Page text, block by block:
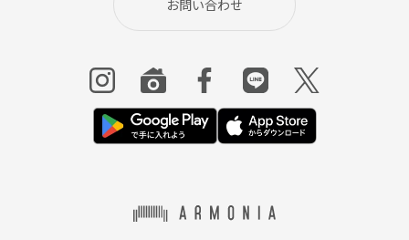
身体をしっかり支える
座面は、表層に柔らかなフェザーと弾力あるシリコ
お問い合わせ